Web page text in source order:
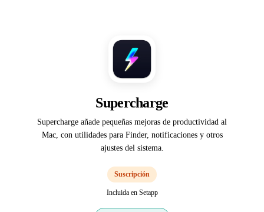
Supercharge
Supercharge añade pequeñas mejoras de productividad al
Mac, con utilidades para Finder, notificaciones y otros
ajustes del sistema.
Suscripción
Incluida en Setapp